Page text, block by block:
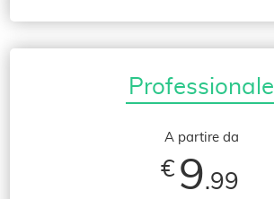
Professionale
A partire da
€ 9.99